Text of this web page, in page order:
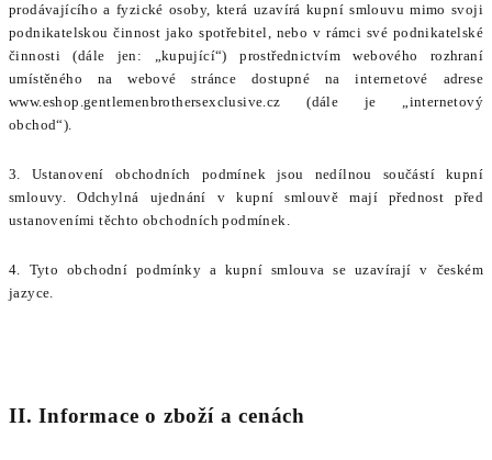
prodávajícího a fyzické osoby, která uzavírá kupní smlouvu mimo svoji
podnikatelskou činnost jako spotřebitel, nebo v rámci své podnikatelské
činnosti (dále jen: „kupující“) prostřednictvím webového rozhraní
umístěného na webové stránce dostupné na internetové adrese
www.eshop.gentlemenbrothersexclusive.cz (dále je „internetový
obchod“).
3. Ustanovení obchodních podmínek jsou nedílnou součástí kupní
smlouvy. Odchylná ujednání v kupní smlouvě mají přednost před
ustanoveními těchto obchodních podmínek.
4. Tyto obchodní podmínky a kupní smlouva se uzavírají v českém
jazyce.
II. Informace o zboží a cenách